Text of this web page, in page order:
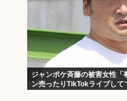
ジャンポケ斉藤の被害女性「
ン売ったりTikTokライブして